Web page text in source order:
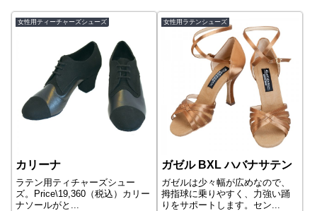
女性用ティーチャーズシューズ
カリーナ
ラテン用ティチャーズシュー
ズ。Price\19,360（税込）カリー
ナソールがと...
女性用ラテンシューズ
ガゼル BXL ハバナサテン
ガゼルは少々幅が広めなので、
拇指球に乗りやすく、力強い踊
りをサポートします。セン...